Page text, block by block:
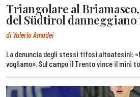
Triangolare al
del Südtirol danneggiano
di Valerio Amadei
La denuncia degli stessi tifosi altoatesini:
vogliamo». Sul campo il Trento vince il mini